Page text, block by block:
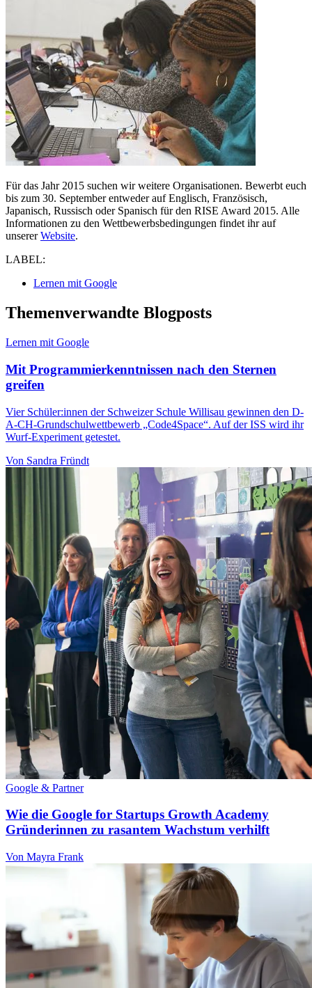
Für das Jahr 2015 suchen wir weitere Organisationen. Bewerbt euch
bis zum 30. September entweder auf Englisch, Französisch,
Japanisch, Russisch oder Spanisch für den RISE Award 2015. Alle
Informationen zu den Wettbewerbsbedingungen findet ihr auf
unsererWebsite.
LABEL:
Lernen mit Google
Themenverwandte Blogposts
Lernen mit Google
Mit Programmierkenntnissen nach den Sternen
greifen
Vier Schüler:innen der Schweizer Schule Willisau gewinnen den D-
A-CH-Grundschulwettbewerb „Code4Space“. Auf der ISS wird ihr
Wurf-Experiment getestet.
Von Sandra Fründt
Google & Partner
Wie die Google for Startups Growth Academy
Gründerinnen zu rasantem Wachstum verhilft
Von Mayra Frank